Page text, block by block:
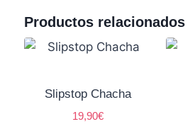
Productos relacionados
Slipstop Chacha
19,90€